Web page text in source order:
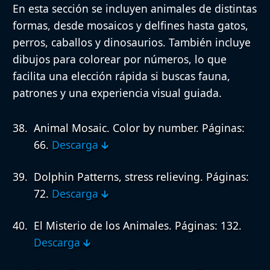
En esta sección se incluyen animales de distintas
formas, desde mosaicos y delfines hasta gatos,
perros, caballos y dinosaurios. También incluye
dibujos para colorear por números, lo que
facilita una elección rápida si buscas fauna,
patrones y una experiencia visual guiada.
Animal Mosaic. Color by number. Páginas:
66. Descarga 🡳
Dolphin Patterns, stress relieving. Páginas:
72. Descarga 🡳
El Misterio de los Animales. Páginas: 132.
Descarga 🡳